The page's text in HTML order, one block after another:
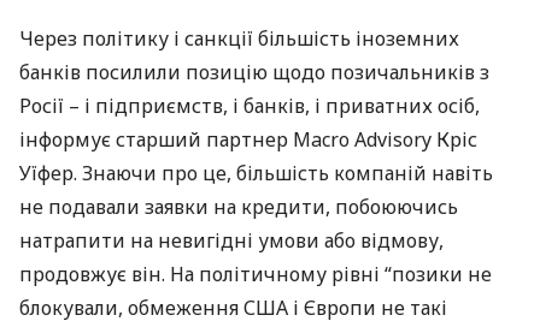
Через політику і санкції більшість іноземних
банків посилили позицію щодо позичальників з
Росії – і підприємств, і банків, і приватних осіб,
інформує старший партнер Macro Advisory Кріс
Уїфер. Знаючи про це, більшість компаній навіть
не подавали заявки на кредити, побоюючись
натрапити на невигідні умови або відмову,
продовжує він. На політичному рівні “позики не
блокували, обмеженняСША і Європи не такі